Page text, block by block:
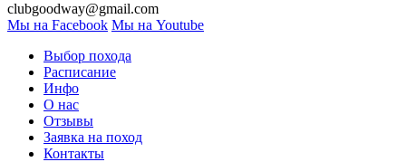
clubgoodway@gmail.com
Мы на Facebook Мы на Youtube
Выбор похода
Расписание
Инфо
О нас
Отзывы
Заявка на поход
Контакты